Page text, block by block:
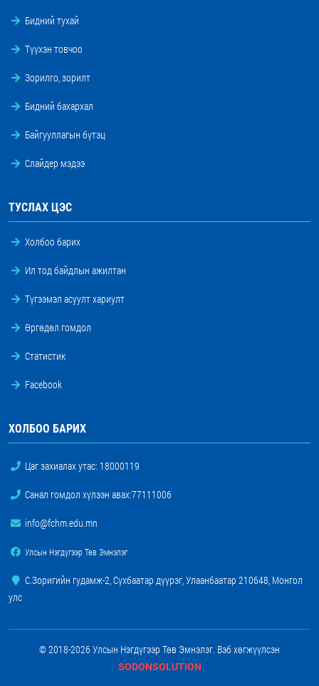
Бидний тухай
Түүхэн товчоо
Зорилго, зорилт
Бидний бахархал
Байгууллагын бүтэц
Слайдер мэдээ
ТУСЛАХ ЦЭС
Холбоо барих
Ил тод байдлын ажилтан
Түгээмэл асуулт хариулт
Өргөдөл гомдол
Статистик
Facebook
ХОЛБОО БАРИХ
Цаг захиалах утас: 18000119
Санал гомдол хүлээн авах:77111006
info@fchm.edu.mn
Улсын Нэгдүгээр Төв Эмнэлэг
С.Зоригийн гудамж-2, Сүхбаатар дүүрэг, Улаанбаатар 210648, Монгол
улс
© 2018-2026 Улсын Нэгдүгээр Төв Эмнэлэг. Вэб хөгжүүлсэн
SODONSOLUTION